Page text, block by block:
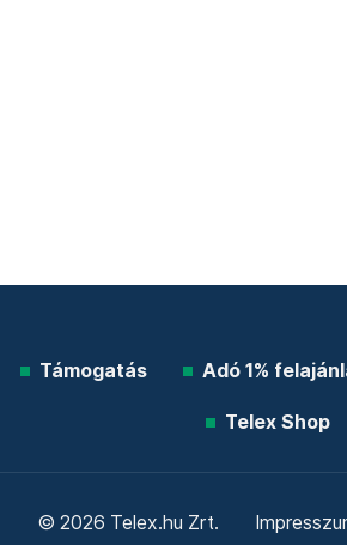
Támogatás Adó 1%
Telex Shop
© 2026 Telex.hu Zrt.